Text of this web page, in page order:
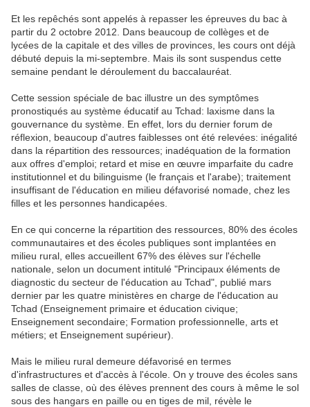
Et les repêchés sont appelés à repasser les épreuves du bac à
partir du 2 octobre 2012. Dans beaucoup de collèges et de
lycées de la capitale et des villes de provinces, les cours ont déjà
débuté depuis la mi-septembre. Mais ils sont suspendus cette
semaine pendant le déroulement du baccalauréat.
Cette session spéciale de bac illustre un des symptômes
pronostiqués au système éducatif au Tchad: laxisme dans la
gouvernance du système. En effet, lors du dernier forum de
réflexion, beaucoup d'autres faiblesses ont été relevées: inégalité
dans la répartition des ressources; inadéquation de la formation
aux offres d'emploi; retard et mise en œuvre imparfaite du cadre
institutionnel et du bilinguisme (le français et l'arabe); traitement
insuffisant de l'éducation en milieu défavorisé nomade, chez les
filles et les personnes handicapées.
En ce qui concerne la répartition des ressources, 80% des écoles
communautaires et des écoles publiques sont implantées en
milieu rural, elles accueillent 67% des élèves sur l'échelle
nationale, selon un document intitulé "Principaux éléments de
diagnostic du secteur de l'éducation au Tchad", publié mars
dernier par les quatre ministères en charge de l'éducation au
Tchad (Enseignement primaire et éducation civique;
Enseignement secondaire; Formation professionnelle, arts et
métiers; et Enseignement supérieur).
Mais le milieu rural demeure défavorisé en termes
d'infrastructures et d'accès à l'école. On y trouve des écoles sans
salles de classe, où des élèves prennent des cours à même le sol
sous des hangars en paille ou en tiges de mil, révèle le